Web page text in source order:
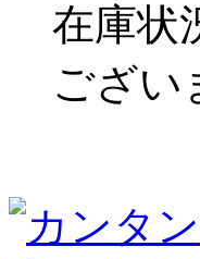
在庫状
ござい